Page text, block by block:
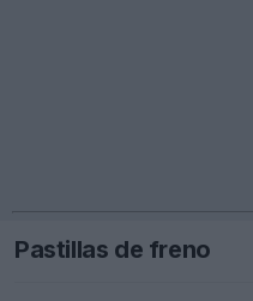
Pastillas de freno